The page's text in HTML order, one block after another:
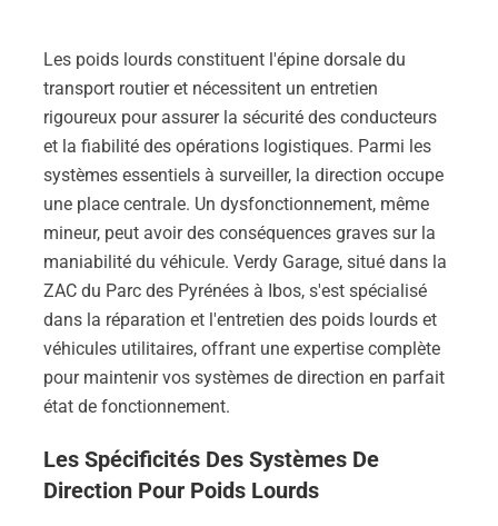
Les poids lourds constituent l'épine dorsale du
transport routier et nécessitent un entretien
rigoureux pour assurer la sécurité des conducteurs
et la fiabilité des opérations logistiques. Parmi les
systèmes essentiels à surveiller, la direction occupe
une place centrale. Un dysfonctionnement, même
mineur, peut avoir des conséquences graves sur la
maniabilité du véhicule. Verdy Garage, situé dans la
ZAC du Parc des Pyrénées à Ibos, s'est spécialisé
dans la réparation et l'entretien des poids lourds et
véhicules utilitaires, offrant une expertise complète
pour maintenir vos systèmes de direction en parfait
état de fonctionnement.
Les Spécificités Des Systèmes De
Direction Pour Poids Lourds